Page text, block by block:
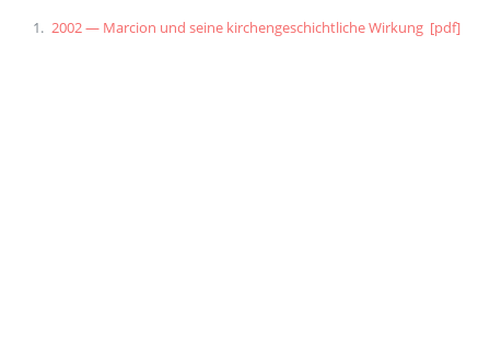
2002 — Marcion und seine kirchengeschichtliche Wirkung [pdf]